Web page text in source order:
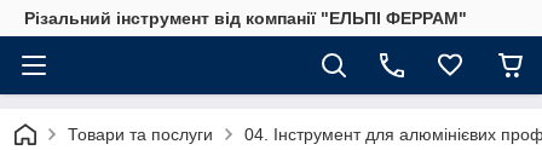
Різальний інструмент від компанії "ЕЛЬПІ ФЕРРАМ"
Товари та послуги 04. Інструмент для алюмінієвих